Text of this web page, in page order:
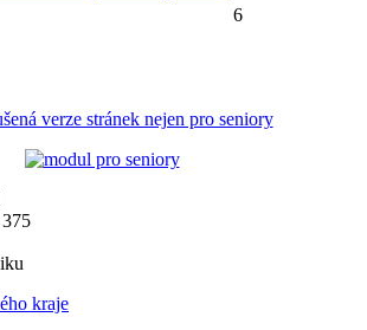
6
verze stránek nejen pro seniory
kraje